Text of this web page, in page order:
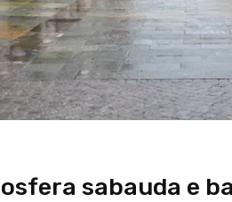
sabauda e